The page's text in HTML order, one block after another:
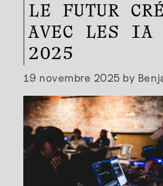
LE FUTUR
AVEC LES IA
2025
19 novembre 2025 by